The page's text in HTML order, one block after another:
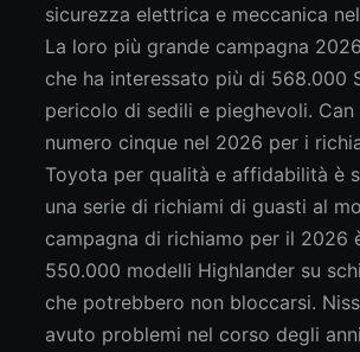
sicurezza elettrica e meccanica
La loro più grande campagna
che ha interessato più di 568.000
pericolo di sedili e pieghevoli.
numero cinque nel 2026 per i
Toyota per qualità e affidabilità è
una serie di richiami di guasti al
campagna di richiamo per il 2026
550.000 modelli Highlander su
che potrebbero non bloccarsi.
avuto problemi nel corso degli